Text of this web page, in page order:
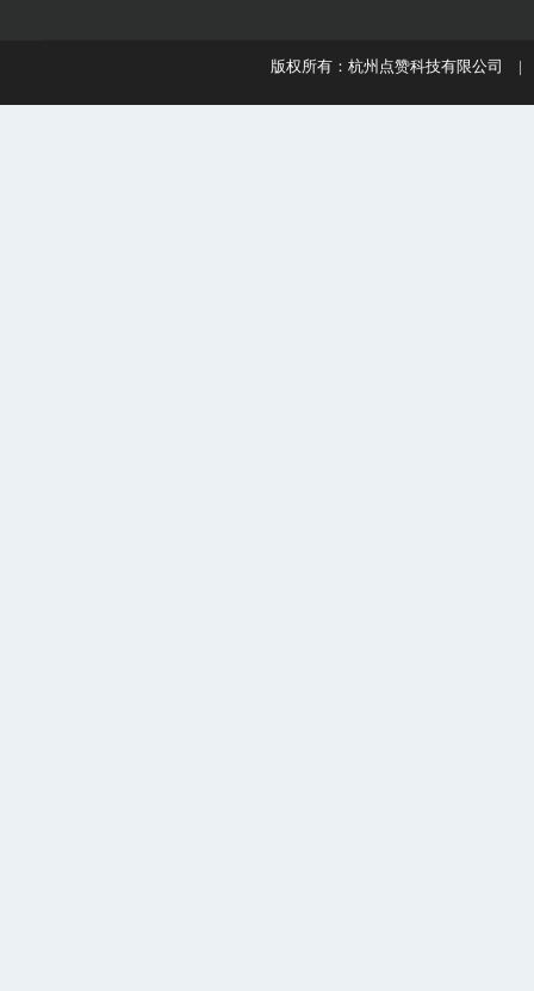
版权所有：杭州点赞科技有限公司